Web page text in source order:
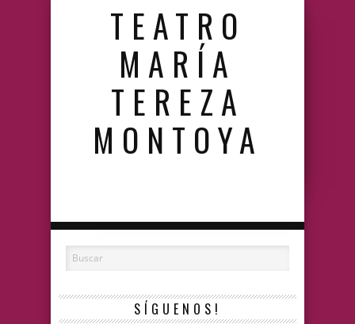
TEATRO
MARÍA
TEREZA
MONTOYA
SÍGUENOS!